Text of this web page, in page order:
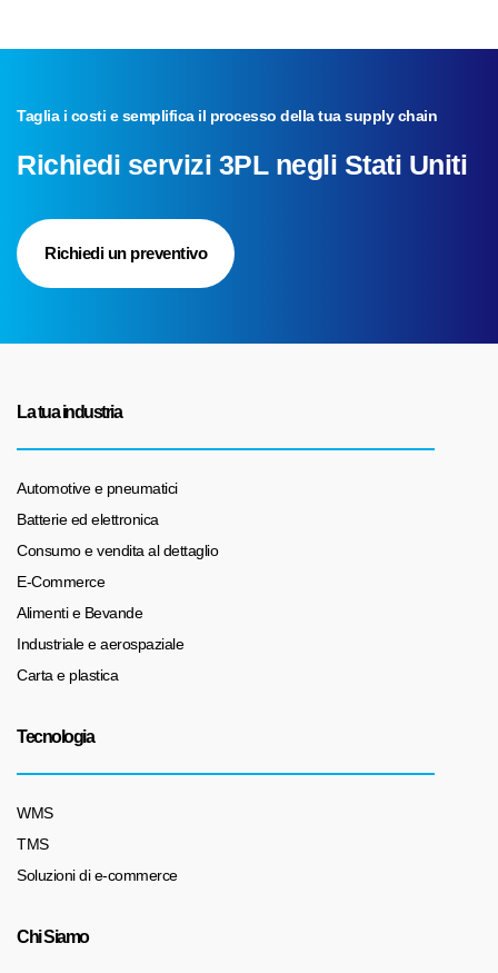
Taglia i costi e semplifica il processo della tua supply chain
Richiedi servizi 3PL negli Stati Uniti
Richiedi un preventivo
La tua industria
Automotive e pneumatici
Batterie ed elettronica
Consumo e vendita al dettaglio
E-Commerce
Alimenti e Bevande
Industriale e aerospaziale
Carta e plastica
Tecnologia
WMS
TMS
Soluzioni di e-commerce
Chi Siamo